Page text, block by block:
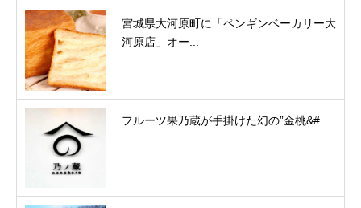
宮城県大河原町に「ペンギンベーカリー大
河原店」オー...
フルーツ果乃蔵が手掛けた幻の”金桃&#...